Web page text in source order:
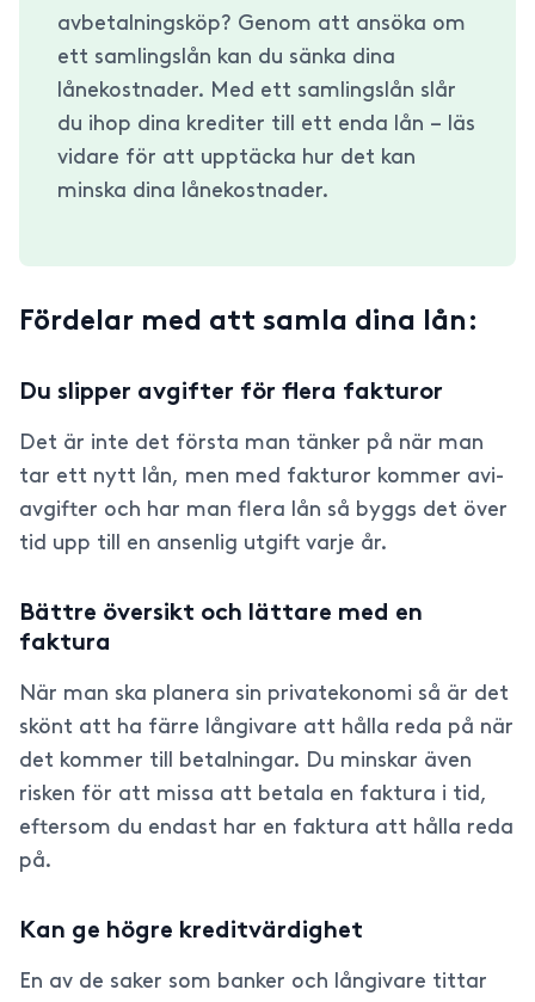
avbetalningsköp? Genom att ansöka om
ett samlingslån kan du sänka dina
lånekostnader. Med ett samlingslån slår
du ihop dina krediter till ett enda lån – läs
vidare för att upptäcka hur det kan
minska dina lånekostnader.
Fördelar med att samla dina lån:
Du slipper avgifter för flera fakturor
Det är inte det första man tänker på när man
tar ett nytt lån, men med fakturor kommer avi-
avgifter och har man flera lån så byggs det över
tid upp till en ansenlig utgift varje år.
Bättre översikt och lättare med en
faktura
När man ska planera sin privatekonomi så är det
skönt att ha färre långivare att hålla reda på när
det kommer till betalningar. Du minskar även
risken för att missa att betala en faktura i tid,
eftersom du endast har en faktura att hålla reda
på.
Kan ge högre kreditvärdighet
En av de saker som banker och långivare tittar